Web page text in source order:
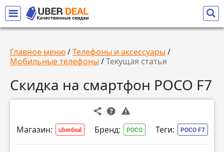
Главное меню/Телефоны и аксессуары /
Мобильные телефоны /Текущая статья
Скидка на смартфон POCO F7
Магазин: uberdeal Бренд: POCO Теги: POCO F7